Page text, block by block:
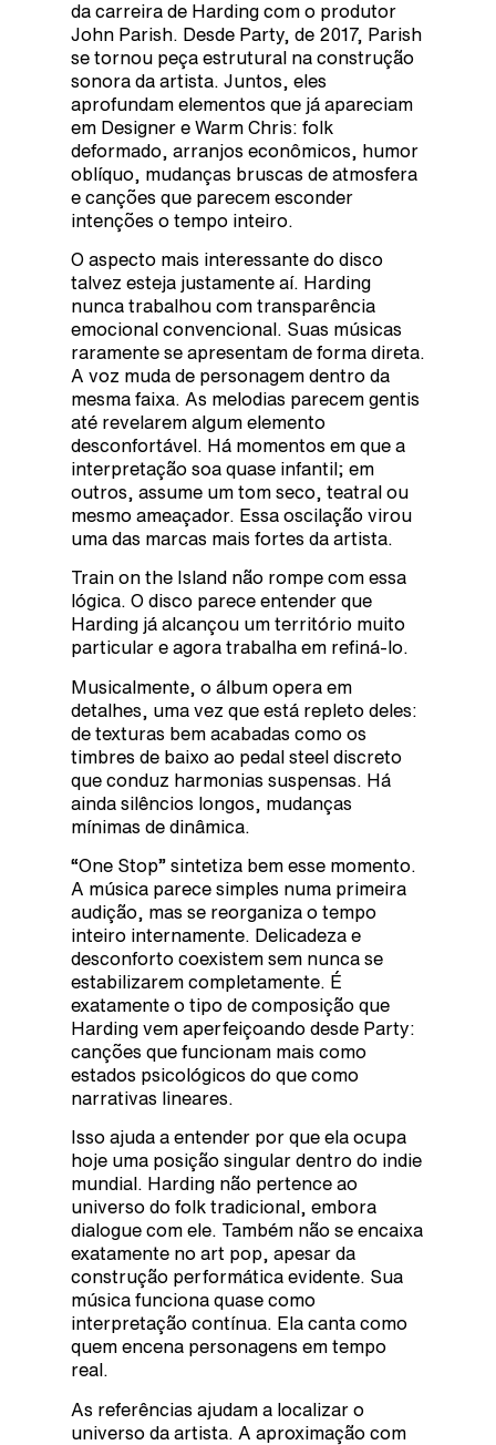
da carreira de Harding com o produtor
John Parish. Desde Party, de 2017, Parish
se tornou peça estrutural na construção
sonora da artista. Juntos, eles
aprofundam elementos que já apareciam
em Designer e Warm Chris: folk
deformado, arranjos econômicos, humor
oblíquo, mudanças bruscas de atmosfera
e canções que parecem esconder
intenções o tempo inteiro.
O aspecto mais interessante do disco
talvez esteja justamente aí. Harding
nunca trabalhou com transparência
emocional convencional. Suas músicas
raramente se apresentam de forma direta.
A voz muda de personagem dentro da
mesma faixa. As melodias parecem gentis
até revelarem algum elemento
desconfortável. Há momentos em que a
interpretação soa quase infantil; em
outros, assume um tom seco, teatral ou
mesmo ameaçador. Essa oscilação virou
uma das marcas mais fortes da artista.
Train on the Island não rompe com essa
lógica. O disco parece entender que
Harding já alcançou um território muito
particular e agora trabalha em refiná-lo.
Musicalmente, o álbum opera em
detalhes, uma vez que está repleto deles:
de texturas bem acabadas como os
timbres de baixo ao pedal steel discreto
que conduz harmonias suspensas. Há
ainda silêncios longos, mudanças
mínimas de dinâmica.
“One Stop” sintetiza bem esse momento.
A música parece simples numa primeira
audição, mas se reorganiza o tempo
inteiro internamente. Delicadeza e
desconforto coexistem sem nunca se
estabilizarem completamente. É
exatamente o tipo de composição que
Harding vem aperfeiçoando desde Party:
canções que funcionam mais como
estados psicológicos do que como
narrativas lineares.
Isso ajuda a entender por que ela ocupa
hoje uma posição singular dentro do indie
mundial. Harding não pertence ao
universo do folk tradicional, embora
dialogue com ele. Também não se encaixa
exatamente no art pop, apesar da
construção performática evidente. Sua
música funciona quase como
interpretação contínua. Ela canta como
quem encena personagens em tempo
real.
As referências ajudam a localizar o
universo da artista. A aproximação com